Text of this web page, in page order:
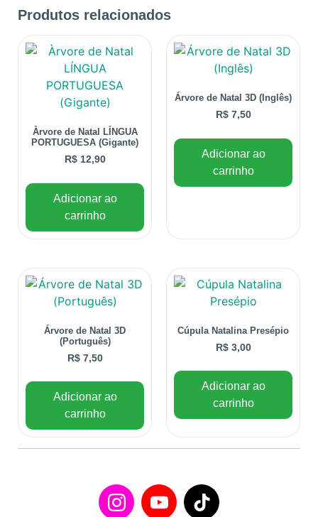
Produtos relacionados
Àrvore de Natal LÍNGUA
PORTUGUESA (Gigante)
R$12,90
Adicionar ao
carrinho
Árvore de Natal 3D (Inglês)
R$7,50
Adicionar ao
carrinho
Árvore de Natal 3D
(Português)
R$7,50
Adicionar ao
carrinho
Cúpula Natalina Presépio
R$3,00
Adicionar ao
carrinho